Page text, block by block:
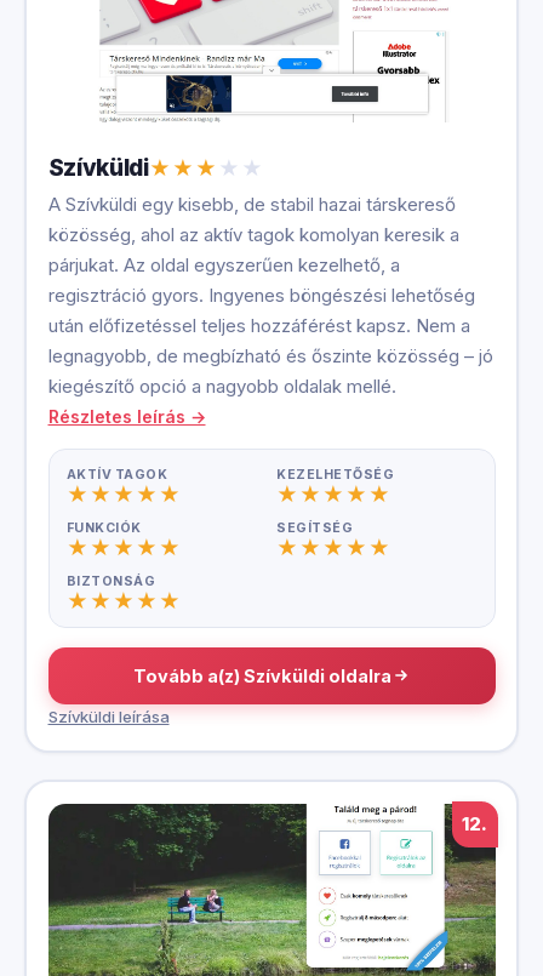
Szívküldi
A Szívküldi egy kisebb, de stabil hazai társkereső
közösség, ahol az aktív tagok komolyan keresik a
párjukat. Az oldal egyszerűen kezelhető, a
regisztráció gyors. Ingyenes böngészési lehetőség
után előfizetéssel teljes hozzáférést kapsz. Nem a
legnagyobb, de megbízható és őszinte közösség – jó
kiegészítő opció a nagyobb oldalak mellé.
Részletes leírás →
AKTÍV TAGOK KEZELHETŐSÉG
FUNKCIÓK SEGÍTSÉG
BIZTONSÁG
Tovább a(z) Szívküldi oldalra
Szívküldi leírása
12.